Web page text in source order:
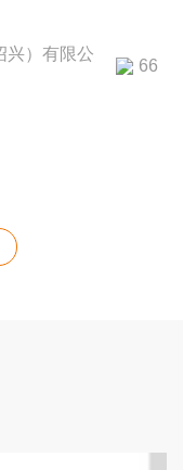
兴）有限公
66